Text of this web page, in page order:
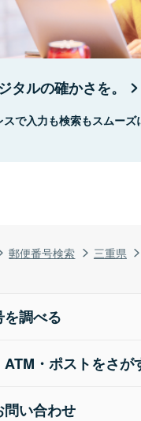
郵便番号検索 三重県
タルの確かさを。
で入力も検索もスムーズ
調べる
ATM・ポストをさが
問い合わせ